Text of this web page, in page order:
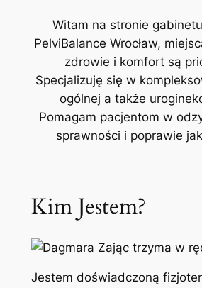
Witam na stronie
PelviBalance Wrocław,
zdrowie i komfort są
Specjalizuję się w
ogólnej a także
Pomagam pacjentom w
sprawności i poprawie
Kim Jestem?
Jestem doświadczoną